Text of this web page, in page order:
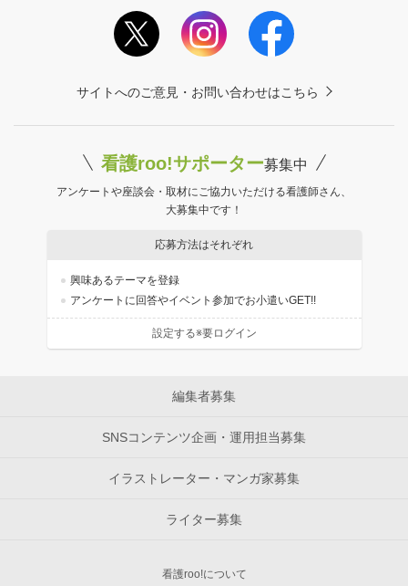
サイトへのご意見・お問い合わせはこちら
看護roo!サポーター募集中
アンケートや座談会・取材にご協力いただける看護師さん、
大募集中です！
応募方法はそれぞれ
興味あるテーマを登録
アンケートに回答やイベント参加でお小遣いGET!!
設定する※要ログイン
編集者募集
SNSコンテンツ企画・運用担当募集
イラストレーター・マンガ家募集
ライター募集
看護roo!について